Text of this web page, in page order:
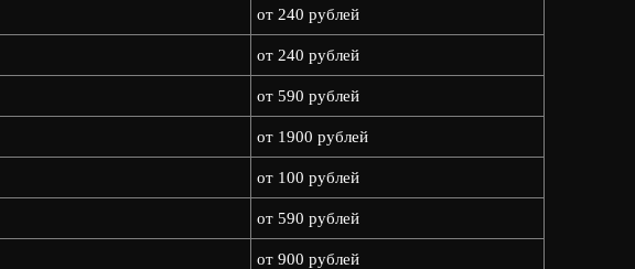
от 240 рублей
от 240 рублей
от 590 рублей
от 1900 рублей
от 100 рублей
от 590 рублей
от 900 рублей